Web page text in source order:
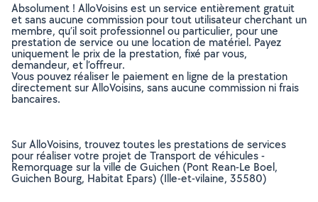
Absolument ! AlloVoisins est un service entièrement gratuit
et sans aucune commission pour tout utilisateur cherchant un
membre, qu’il soit professionnel ou particulier, pour une
prestation de service ou une location de matériel. Payez
uniquement le prix de la prestation, fixé par vous,
demandeur, et l’offreur.
Vous pouvez réaliser le paiement en ligne de la prestation
directement sur AlloVoisins, sans aucune commission ni frais
bancaires.
Sur AlloVoisins, trouvez toutes les prestations de services
pour réaliser votre projet de Transport de véhicules -
Remorquage sur la ville de Guichen (Pont Rean-Le Boel,
Guichen Bourg, Habitat Epars) (Ille-et-vilaine, 35580)